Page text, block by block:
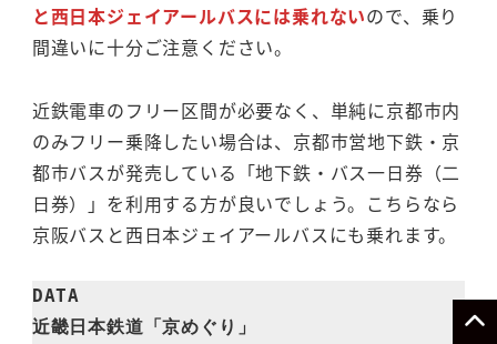
と西日本ジェイアールバスには乗れないので、乗り
間違いに十分ご注意ください。
近鉄電車のフリー区間が必要なく、単純に京都市内
のみフリー乗降したい場合は、京都市営地下鉄・京
都市バスが発売している「地下鉄・バス一日券（二
日券）」を利用する方が良いでしょう。こちらなら
京阪バスと西日本ジェイアールバスにも乗れます。
DATA
近畿日本鉄道「京めぐり」